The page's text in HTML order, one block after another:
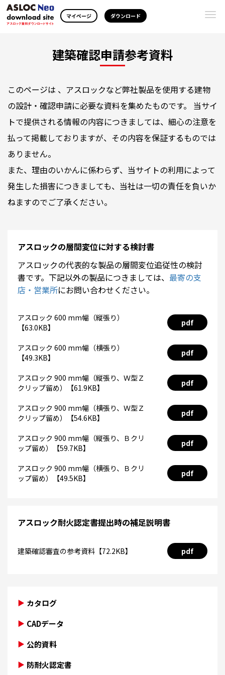
マイページ ダウンロード
建築確認申請参考資料
このページは 、アスロックなど弊社製品を使用する建物
の設計・確認申請に必要な資料を集めたものです。 当サイ
トで提供される情報の内容につきましては、細心の注意を
払って掲載しておりますが、その内容を保証するものでは
ありません。
また、理由のいかんに係わらず、当サイトの利用によって
発生した損害につきましても、当社は一切の責任を負いか
ねますのでご了承ください。
アスロックの層間変位に対する検討書
アスロックの代表的な製品の層間変位追従性の検討
書です。下記以外の製品につきましては、 最寄の支
店・営業所にお問い合わせください。
アスロック 600 mm幅（縦張り）
【63.0KB】
pdf
アスロック 600 mm幅（横張り）
【49.3KB】
pdf
アスロック 900 mm幅（縦張り、Ｗ型Ｚ
クリップ留め）【61.9KB】
pdf
アスロック 900 mm幅（横張り、Ｗ型Ｚ
クリップ留め）【54.6KB】
pdf
アスロック 900 mm幅（縦張り、Ｂクリ
ップ留め）【59.7KB】
pdf
アスロック 900 mm幅（横張り、Ｂクリ
ップ留め）【49.5KB】
pdf
アスロック耐火認定書提出時の補足説明書
建築確認審査の参考資料【72.2KB】 pdf
カタログ
CADデータ
公的資料
防耐火認定書